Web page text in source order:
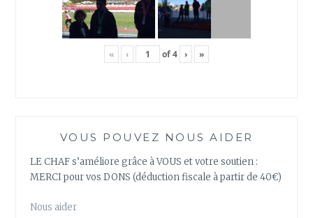
« ‹ of4 › »
VOUS POUVEZ NOUS AIDER
LE CHAF s’améliore grâce à VOUS et votre soutien :
MERCI pour vos DONS (déduction fiscale à partir de 40€)
Nous aider